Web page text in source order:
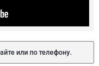
или по телефону.